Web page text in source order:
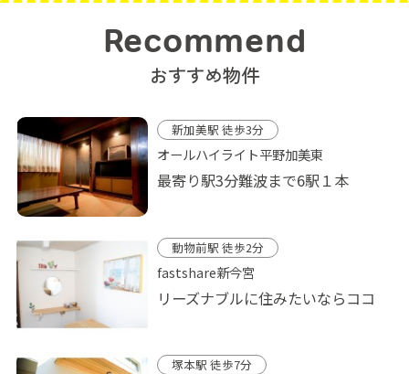
Recommend
おすすめ物件
新加美駅 徒歩3分
オールハイライト平野加美東
最寄り駅3分難波まで6駅１本
動物前駅 徒歩2分
fastshare新今宮
リーズナブルに住みたいならココ
塚本駅 徒歩7分